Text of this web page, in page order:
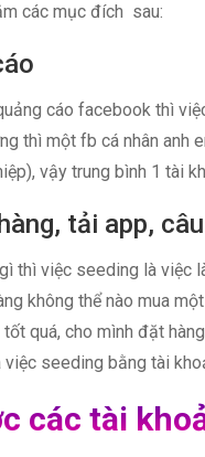
các mục đích sau:
cáo facebook thì
thì một fb cá nhân
vậy trung bình 1 tài
tải app,
thì việc seeding là việc
không thể nào mua
quá, cho mình đặt
seeding bằng tài
các tài